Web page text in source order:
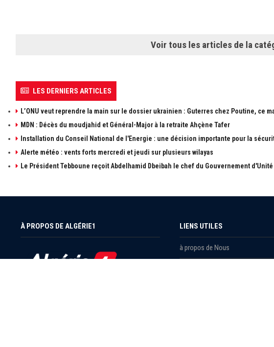
Voir tous les articles de la
LES DERNIERS ARTICLES
L’ONU veut reprendre la main sur le dossier ukrainien : Guterres chez Poutine, ce
MDN : Décès du moudjahid et Général-Major à la retraite Ahçène Tafer
Installation du Conseil National de l'Energie : une décision importante pour la
Alerte météo : vents forts mercredi et jeudi sur plusieurs wilayas
Le Président Tebboune reçoit Abdelhamid Dbeibah le chef du Gouvernement
À PROPOS DE ALGÉRIE1 LIENS UTILES
à propos de Nous